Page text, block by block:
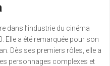
dans l’industrie du cinéma
Elle a été remarquée pour son
Dès ses premiers rôles, elle a
personnages complexes et